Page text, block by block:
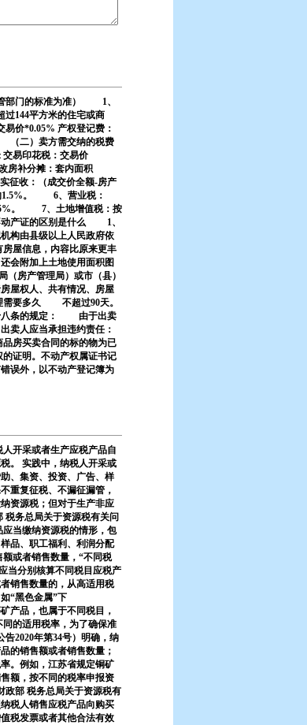
部门的标准为准） 1、
144平方米的住宅或商
价*0.05% 产权登记费：
（二）卖方需交纳的税费
易印花税：交易价
补分摊：套内面积
征收：（成交价全额-房产
1.5%。 6、营业税：
。 7、土地增值税：按
产证的区别是什么 1、
构由县级以上人民政府依
屋信息，内容比原来更丰
会附加上土地使用面积图
房产管理局）或市（县）
屋权人、共有情况、房屋
需要多久 不超过90天。
八条的规定： 由于出卖
卖人应当承担违约责任：
房买卖合同的标的物为已
证明。不动产权属证书记
误外，以不动产登记簿为
开采或者生产应税产品自
。 实践中，纳税人开采或
、集资、投资、广告、样
重复征税、不漏征漏管，
资源税；但对于生产非应
税务总局关于资源税有关问
当缴纳资源税的情形，包
品、职工福利、利润分配
或者销售数量，“不同税
当分别核算不同税目应税产
销售数量的，从高适用税
“黑色金属”下
产品，也属于不同税目，
的适用税率，为了确保准
2020年第34号）明确，纳
的销售额或者销售数量；
。例如，江苏省规定铜矿
额，按不同的税率申报资
政部 税务总局关于资源税有
税人销售应税产品向购买
税发票或者其他合法有效